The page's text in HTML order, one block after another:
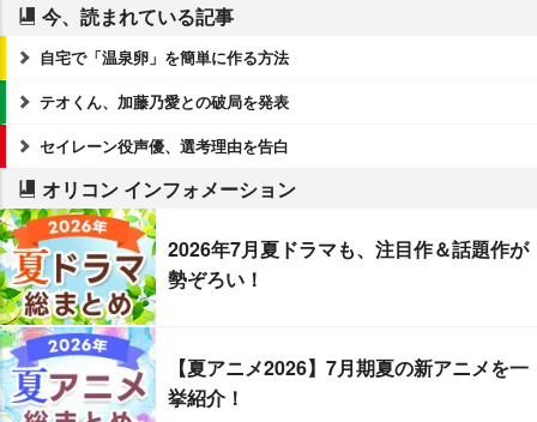
今、読まれている記事
自宅で「温泉卵」を簡単に作る方法
テオくん、加藤乃愛との破局を発表
セイレーン役声優、選考理由を告白
オリコン インフォメーション
2026年7月夏ドラマも、注目作＆話題作が
勢ぞろい！
【夏アニメ2026】7月期夏の新アニメを一
挙紹介！